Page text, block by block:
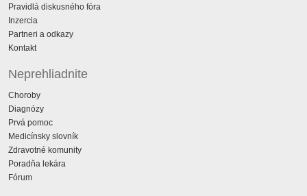
Pravidlá diskusného fóra
Inzercia
Partneri a odkazy
Kontakt
Neprehliadnite
Choroby
Diagnózy
Prvá pomoc
Medicínsky slovník
Zdravotné komunity
Poradňa lekára
Fórum